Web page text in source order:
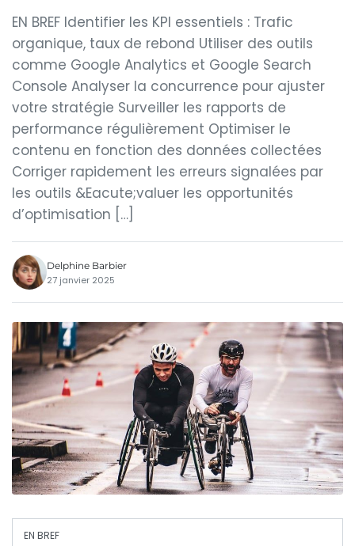
EN BREF Identifier les KPI essentiels : Trafic
organique, taux de rebond Utiliser des outils
comme Google Analytics et Google Search
Console Analyser la concurrence pour ajuster
votre stratégie Surveiller les rapports de
performance régulièrement Optimiser le
contenu en fonction des données collectées
Corriger rapidement les erreurs signalées par
les outils &Eacute;valuer les opportunités
d’optimisation […]
Delphine Barbier
27 janvier 2025
EN BREF